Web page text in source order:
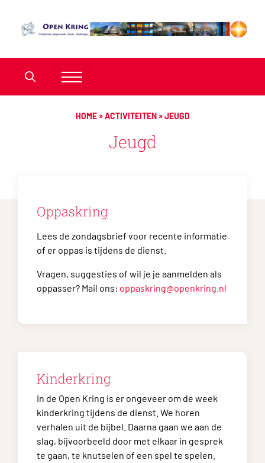
HOME»ACTIVITEITEN»JEUGD
Jeugd
Oppaskring
Lees de zondagsbrief voor recente informatie
of er oppas is tijdens de dienst.
Vragen, suggesties of wil je je aanmelden als
oppasser? Mail ons: oppaskring@openkring.nl
Kinderkring
In de Open Kring is er ongeveer om de week
kinderkring tijdens de dienst. We horen
verhalen uit de bijbel. Daarna gaan we aan de
slag, bijvoorbeeld door met elkaar in gesprek
te gaan, te knutselen of een spel te spelen.